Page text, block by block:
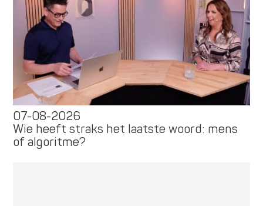
07-08-2026
Wie heeft straks het laatste woord: mens
of algoritme?